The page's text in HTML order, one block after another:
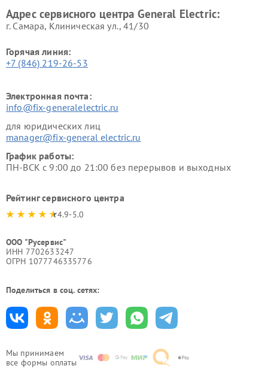
Мы принимаем
все формы оплаты
Адрес сервисного центра General Electric:
г. Самара, Клиническая ул., 41/30
Горячая линия:
+7 (846) 219-26-53
Электронная почта:
info@fix-generalelectric.ru
для юридических лиц
manager@fix-general electric.ru
График работы:
ПН-ВСК с 9:00 до 21:00 без перерывов и выходных
Рейтинг сервисного центра
4.9-5.0
ООО "Русервис"
ИНН 7702633247
ОГРН 1077746335776
Поделиться в соц. сетях: